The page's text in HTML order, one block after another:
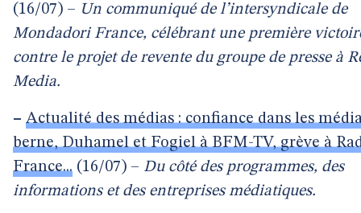
(16/07) – Un communiqué de l’intersyndicale de
Mondadori France, célébrant une première
contre le projet de revente du groupe de presse à
Media.
– Actualité des médias : confiance dans les
berne, Duhamel et Fogiel à BFM-TV, grève à
France... (16/07) – Du côté des programmes, des
informations et des entreprises médiatiques.